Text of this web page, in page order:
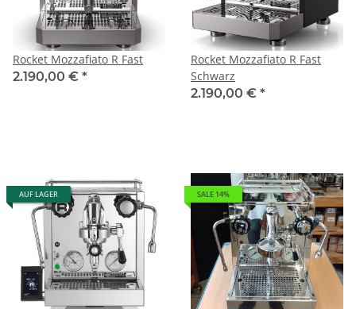
Rocket Mozzafiato R Fast
2.190,00 € *
Rocket Mozzafiato R Fast
Schwarz
2.190,00 € *
AUF LAGER SALE 14%